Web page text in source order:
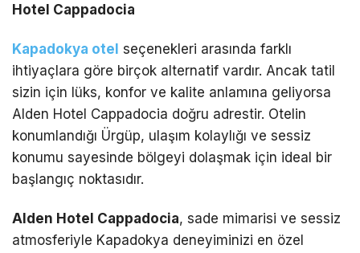
Hotel Cappadocia
Kapadokya otel seçenekleri arasında farklı
ihtiyaçlara göre birçok alternatif vardır. Ancak tatil
sizin için lüks, konfor ve kalite anlamına geliyorsa
Alden Hotel Cappadocia doğru adrestir. Otelin
konumlandığı Ürgüp, ulaşım kolaylığı ve sessiz
konumu sayesinde bölgeyi dolaşmak için ideal bir
başlangıç noktasıdır.
Alden Hotel Cappadocia, sade mimarisi ve sessiz
atmosferiyle Kapadokya deneyiminizi en özel